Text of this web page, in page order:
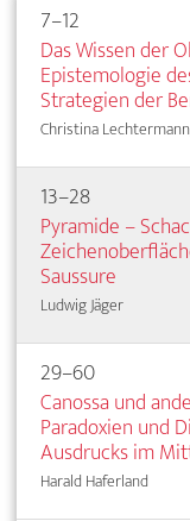
7–12
Das Wissen der
Epistemologie
Strategien der
Christina
13–28
Pyramide –
Saussure
Ludwig Jäger
29–60
Canossa und
Paradoxien und
Ausdrucks im
Harald Haferland